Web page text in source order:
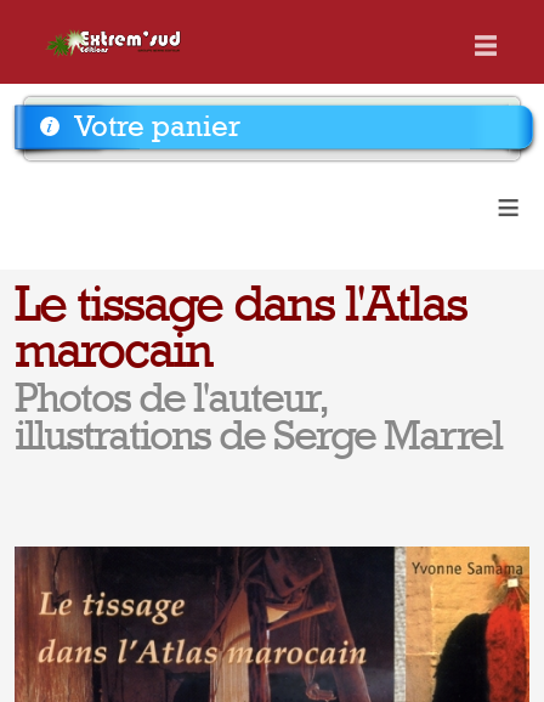
Votre panier
≡
Le tissage dans l'Atlas
marocain
Photos de l'auteur,
illustrations de Serge Marrel